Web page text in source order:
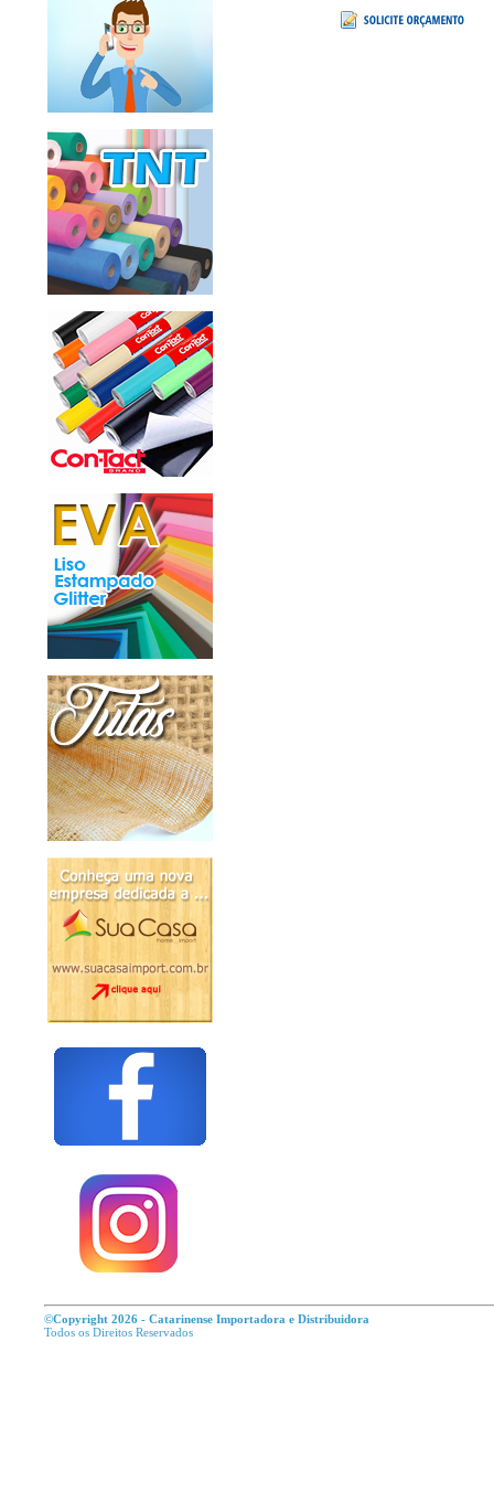
©Copyright 2026 - Catarinense Importadora e Distribuidora
Todos os Direitos